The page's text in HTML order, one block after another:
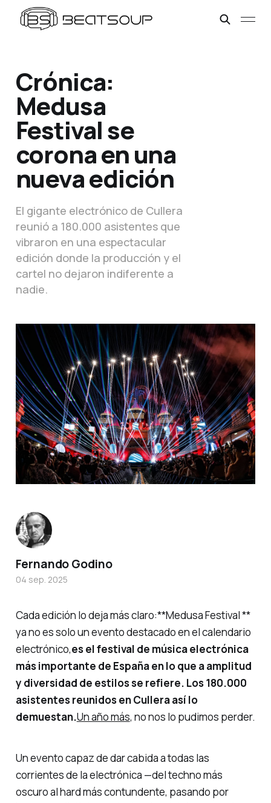
Crónica:
Medusa
Festival se
corona en una
nueva edición
El gigante electrónico de Cullera
reunió a 180.000 asistentes que
vibraron en una espectacular
edición donde la producción y el
cartel no dejaron indiferente a
nadie.
Cada edición lo deja más claro:**Medusa Festival **
ya no es solo un evento destacado en el calendario
electrónico,es el festival de música electrónica
más importante de España en lo que a amplitud
y diversidad de estilos se refiere. Los 180.000
asistentes reunidos en Cullera así lo
demuestan.Un año más, no nos lo pudimos perder.
Un evento capaz de dar cabida a todas las
corrientes de la electrónica —del techno más
oscuro al hard más contundente, pasando por
Fernando Godino
04 sep. 2025